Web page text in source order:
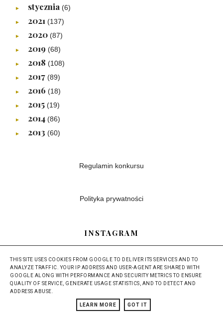
► stycznia (6)
► 2021 (137)
► 2020 (87)
► 2019 (68)
► 2018 (108)
► 2017 (89)
► 2016 (18)
► 2015 (19)
► 2014 (86)
► 2013 (60)
Regulamin konkursu
Polityka prywatności
INSTAGRAM
THIS SITE USES COOKIES FROM GOOGLE TO DELIVER ITS SERVICES AND TO
ANALYZE TRAFFIC. YOUR IP ADDRESS AND USER-AGENT ARE SHARED WITH
GOOGLE ALONG WITH PERFORMANCE AND SECURITY METRICS TO ENSURE
QUALITY OF SERVICE, GENERATE USAGE STATISTICS, AND TO DETECT AND
ADDRESS ABUSE.
LEARN MORE GOT IT